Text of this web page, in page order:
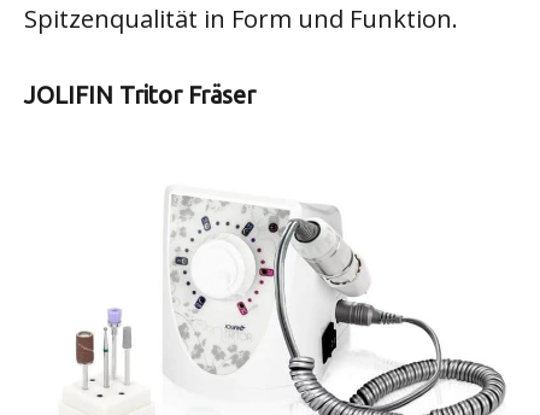
Spitzenqualität in Form und Funktion.​
JOLIFIN Tritor Fräser